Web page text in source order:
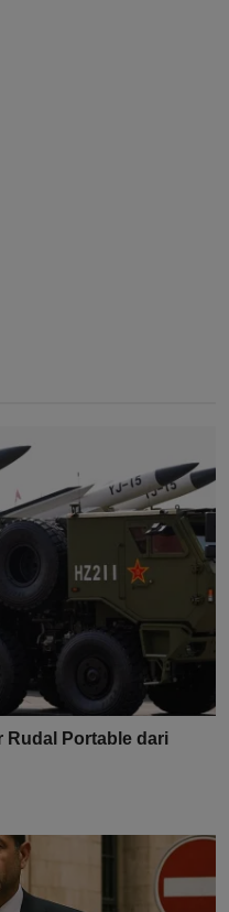
Rudal Portable dari